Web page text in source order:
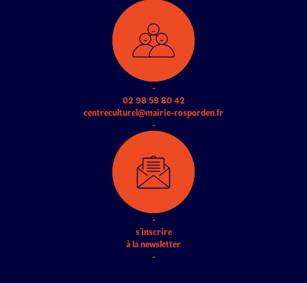
-
02 98 59 80 42
centreculturel@mairie-rosporden.fr
-
-
s'inscrire
à la newsletter
-